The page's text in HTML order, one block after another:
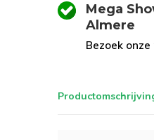
Mega
Almere
Bezoek